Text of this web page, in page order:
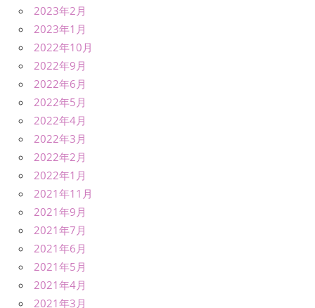
2023年2月
2023年1月
2022年10月
2022年9月
2022年6月
2022年5月
2022年4月
2022年3月
2022年2月
2022年1月
2021年11月
2021年9月
2021年7月
2021年6月
2021年5月
2021年4月
2021年3月